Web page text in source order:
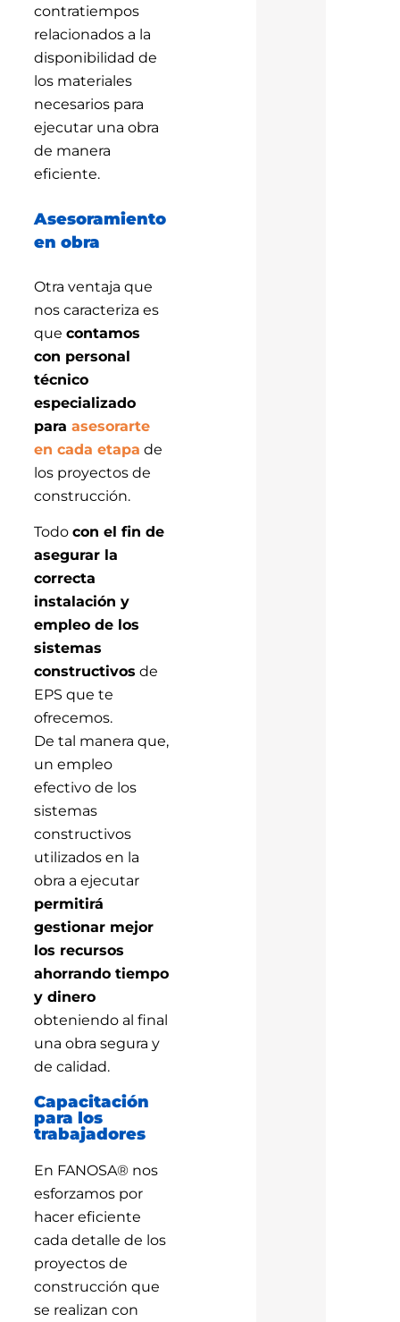
contratiempos
relacionados a la
disponibilidad de
los materiales
necesarios para
ejecutar una obra
de manera
eficiente.
Asesoramiento
en obra
Otra ventaja que
nos caracteriza es
que contamos
con personal
técnico
especializado
para asesorarte
en cada etapa de
los proyectos de
construcción.
Todo con el fin de
asegurar la
correcta
instalación y
empleo de los
sistemas
constructivos de
EPS que te
ofrecemos.
De tal manera que,
un empleo
efectivo de los
sistemas
constructivos
utilizados en la
obra a ejecutar
permitirá
gestionar mejor
los recursos
ahorrando tiempo
y dinero
obteniendo al final
una obra segura y
de calidad.
Capacitación
para los
trabajadores
En FANOSA® nos
esforzamos por
hacer eficiente
cada detalle de los
proyectos de
construcción que
se realizan con